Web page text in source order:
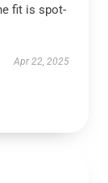
fit is spot-
Apr 22, 2025